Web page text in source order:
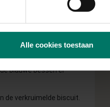
Alle cookies toestaan
van textuur (je kan
wordt), roer je de whey
blauwe bessen er
de verkruimelde biscuit.